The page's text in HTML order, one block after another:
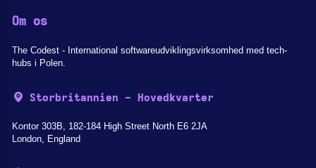
Om os
The Codest - International softwareudviklingsvirksomhed med tech-
hubs i Polen.
Storbritannien - Hovedkvarter
Kontor 303B, 182-184 High Street North E6 2JA
London, England